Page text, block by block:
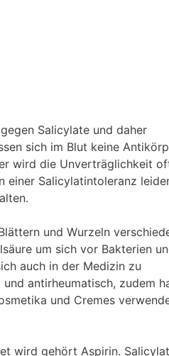
Salicylate und daher
sich im Blut keine
wird die Unverträglichkeit
einer Salicylatintoleranz
und Wurzeln
um sich vor Bakterien
auch in der Medizin zu
antirheumatisch, zudem
und Cremes
wird gehört Aspirin.